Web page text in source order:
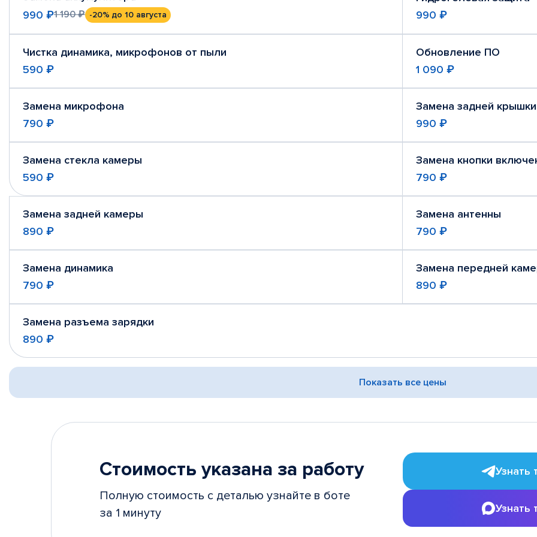
990 ₽1 190 ₽ -20% до 10 августа
990 ₽
Чистка динамика, микрофонов от пыли
590 ₽
Обновление ПО
1 090 ₽
Замена микрофона
790 ₽
Замена задней крышки
990 ₽
Замена стекла камеры
590 ₽
Замена кнопки
790 ₽
Замена задней камеры
890 ₽
Замена антенны
790 ₽
Замена динамика
790 ₽
Замена передней
890 ₽
Замена разъема зарядки
890 ₽
Показать все цены
Стоимость указана за работу
Полную стоимость с деталью узнайте в боте
за 1 минуту
Узнать
Узнать